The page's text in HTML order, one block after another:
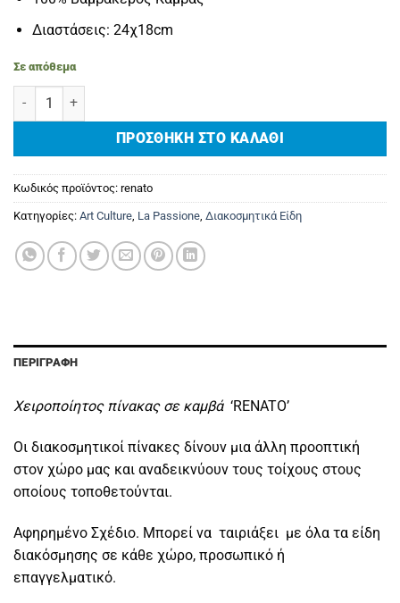
Διαστάσεις: 24χ18cm
Σε απόθεμα
Πίνακας σε καμβά 'RENATO' ποσότητα
ΠΡΟΣΘΉΚΗ ΣΤΟ ΚΑΛΆΘΙ
Κωδικός προϊόντος: renato
Κατηγορίες: Art Culture, La Passione, Διακοσμητικά Είδη
ΠΕΡΙΓΡΑΦΉ
Χειροποίητος πίνακας σε καμβά ‘RENATO’
Οι διακοσμητικοί πίνακες δίνουν μια άλλη προοπτική
στον χώρο μας και αναδεικνύουν τους τοίχους στους
οποίους τοποθετούνται.
Αφηρημένο Σχέδιο. Μπορεί να ταιριάξει με όλα τα είδη
διακόσμησης σε κάθε χώρο, προσωπικό ή
επαγγελματικό.